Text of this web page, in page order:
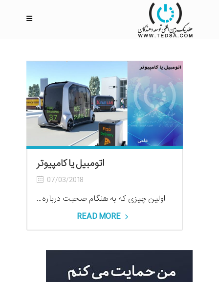
اتومبیل یا کامپیوتر
07/03/2018
اولین چیزی که به هنگام صحبت درباره...
READ MORE